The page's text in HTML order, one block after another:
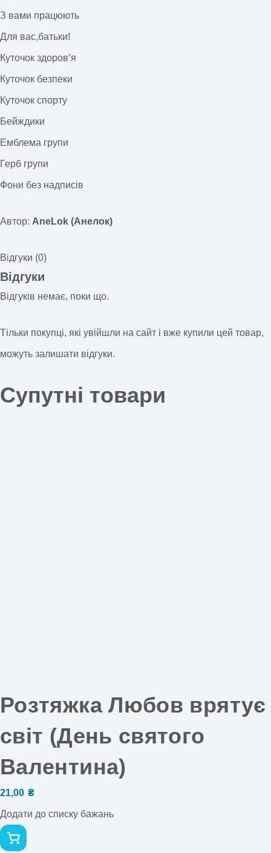
З вами працюють
Для вас,батьки!
Куточок здоров’я
Куточок безпеки
Куточок спорту
Бейждики
Емблема групи
Герб групи
Фони без надписів
Автор: AneLok (Анелок)
Відгуки (0)
Відгуки
Відгуків немає, поки що.
Тільки покупці, які увійшли на сайт і вже купили цей товар,
можуть залишати відгуки.
Супутні товари
Розтяжка Любов врятує
світ (День святого
Валентина)
21,00 ₴
Додати до списку бажань